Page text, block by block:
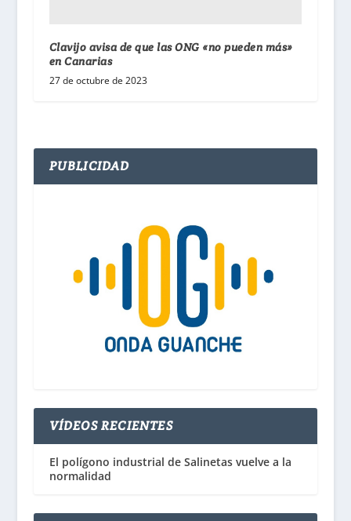
Clavijo avisa de que las ONG «no pueden más»
en Canarias
27 de octubre de 2023
PUBLICIDAD
VÍDEOS RECIENTES
El polígono industrial de Salinetas vuelve a la
normalidad